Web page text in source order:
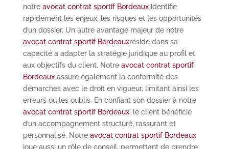
notre avocat contrat sportif Bordeauxidentifie
rapidement les enjeux, les risques et les opportunités
d’un dossier. Un autre avantage majeur de notre
avocat contrat sportif Bordeauxréside dans sa
capacité à adapter la stratégie juridique au profil et
aux objectifs du client. Notre avocat contrat sportif
Bordeauxassure également la conformité des
démarches avec le droit en vigueur, limitant ainsi les
erreurs ou les oublis. En confiant son dossier à notre
avocat contrat sportif Bordeaux, le client bénéficie
d’un accompagnement structuré, rassurant et
personnalisé. Notre avocat contrat sportif Bordeaux
joue aussi un rôle de conseil, permettant de prendre